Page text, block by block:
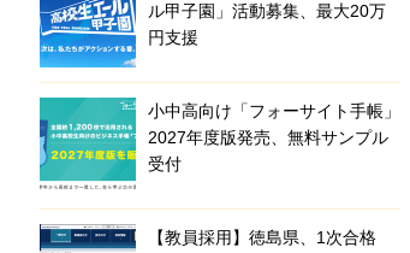
ル甲子園」活動募集、最大20万
円支援
小中高向け「フォーサイト手帳」
2027年度版発売、無料サンプル
受付
【教員採用】徳島県、1次合格